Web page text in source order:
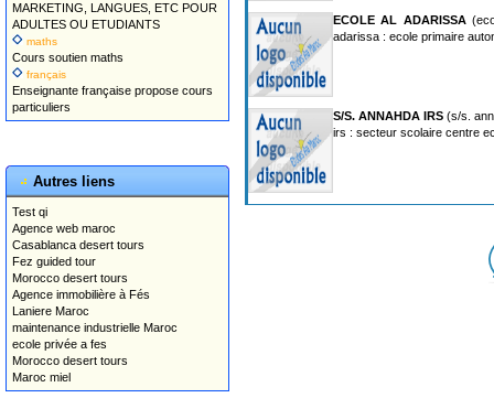
MARKETING, LANGUES, ETC POUR
ADULTES OU ETUDIANTS
maths
Cours soutien maths
français
Enseignante française propose cours
particuliers
Autres liens
Test qi
Agence web maroc
Casablanca desert tours
Fez guided tour
Morocco desert tours
Agence immobilière à Fés
Laniere Maroc
maintenance industrielle Maroc
ecole privée a fes
Morocco desert tours
Maroc miel
ECOLE AL ADARISSA
adarissa : ecole primaire
S/S. ANNAHDA IRS (s/s.
irs : secteur scolaire centre